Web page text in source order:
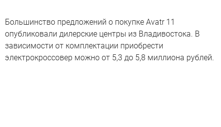
Большинство предложений о покупке Avatr 11
опубликовали дилерские центры из Владивостока. В
зависимости от комплектации приобрести
электрокроссовер можно от 5,3 до 5,8 миллиона рублей.